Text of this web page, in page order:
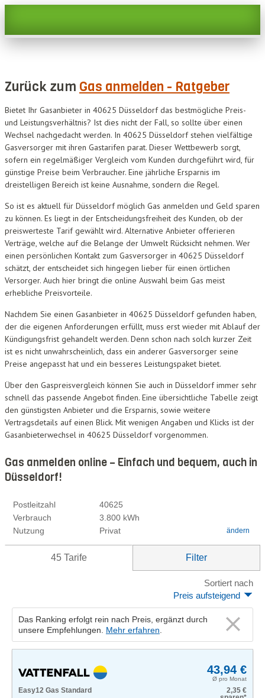
Zurück zum Gas anmelden - Ratgeber
Bietet Ihr Gasanbieter in 40625 Düsseldorf das bestmögliche Preis-
und Leistungsverhältnis? Ist dies nicht der Fall, so sollte über einen
Wechsel nachgedacht werden. In 40625 Düsseldorf stehen vielfältige
Gasversorger mit ihren Gastarifen parat. Dieser Wettbewerb sorgt,
sofern ein regelmäßiger Vergleich vom Kunden durchgeführt wird, für
günstige Preise beim Verbraucher. Eine jährliche Ersparnis im
dreistelligen Bereich ist keine Ausnahme, sondern die Regel.
So ist es aktuell für Düsseldorf möglich Gas anmelden und Geld sparen
zu können. Es liegt in der Entscheidungsfreiheit des Kunden, ob der
preiswerteste Tarif gewählt wird. Alternative Anbieter offerieren
Verträge, welche auf die Belange der Umwelt Rücksicht nehmen. Wer
einen persönlichen Kontakt zum Gasversorger in 40625 Düsseldorf
schätzt, der entscheidet sich hingegen lieber für einen örtlichen
Versorger. Auch hier bringt die online Auswahl beim Gas meist
erhebliche Preisvorteile.
Nachdem Sie einen Gasanbieter in 40625 Düsseldorf gefunden haben,
der die eigenen Anforderungen erfüllt, muss erst wieder mit Ablauf der
Kündigungsfrist gehandelt werden. Denn schon nach solch kurzer Zeit
ist es nicht unwahrscheinlich, dass ein anderer Gasversorger seine
Preise angepasst hat und ein besseres Leistungspaket bietet.
Über den Gaspreisvergleich können Sie auch in Düsseldorf immer sehr
schnell das passende Angebot finden. Eine übersichtliche Tabelle zeigt
den günstigsten Anbieter und die Ersparnis, sowie weitere
Vertragsdetails auf einen Blick. Mit wenigen Angaben und Klicks ist der
Gasanbieterwechsel in 40625 Düsseldorf vorgenommen.
Gas anmelden online – Einfach und bequem, auch in
Düsseldorf!